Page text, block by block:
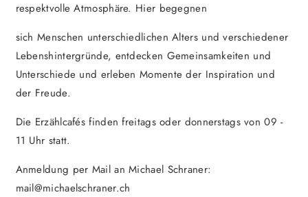
respektvolle Atmosphäre. Hier begegnen
sich Menschen unterschiedlichen Alters und verschiedener
Lebenshintergründe, entdecken Gemeinsamkeiten und
Unterschiede und erleben Momente der Inspiration und
der Freude.
Die Erzählcafés finden freitags oder donnerstags von 09 -
11 Uhr statt.
Anmeldung per Mail an Michael Schraner:
mail@michaelschraner.ch